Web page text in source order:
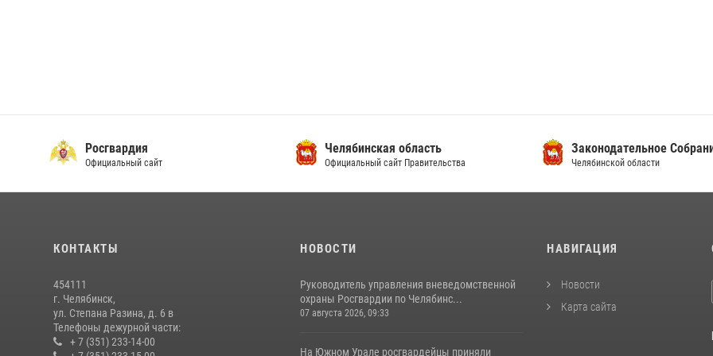
Росгвардия
Официальный сайт
Челябинская область
Официальный сайт Правительства
Законодательное
Челябинской области
КОНТАКТЫ
454111
г. Челябинск,
ул. Степана Разина, д. 6 в
Телефоны дежурной части:
+ 7 (351) 233-14-00
НОВОСТИ
Руководитель управления вневедомственной
охраны Росгвардии по Челябинс...
07 августа 2026, 09:33
На Южном Урале росгвардейцы приняли
НАВИГАЦИЯ
Новости
Карта сайта